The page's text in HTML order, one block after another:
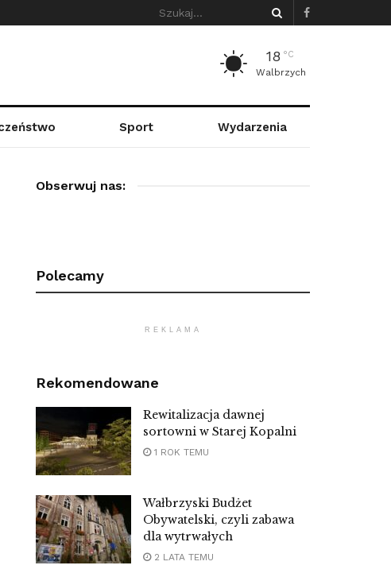
18 °C
Walbrzych
Sport Wydarzenia
Obserwuj nas:
Polecamy
REKLAMA
Rekomendowane
Rewitalizacja dawnej
sortowni w Starej Kopalni
1 ROK TEMU
Wałbrzyski Budżet
Obywatelski, czyli zabawa
dla wytrwałych
2 LATA TEMU